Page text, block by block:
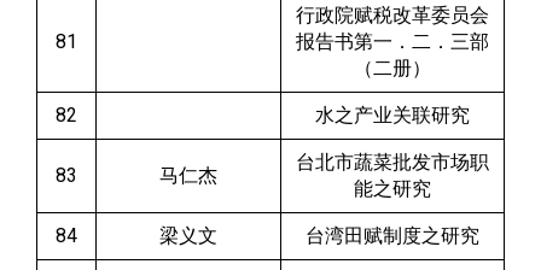
81
行政院赋税改革委员会
报告书第一．二．三部
（二册）
82 水之产业关联研究
83 马仁杰
台北市蔬菜批发市场职
能之研究
84 梁义文 台湾田赋制度之研究